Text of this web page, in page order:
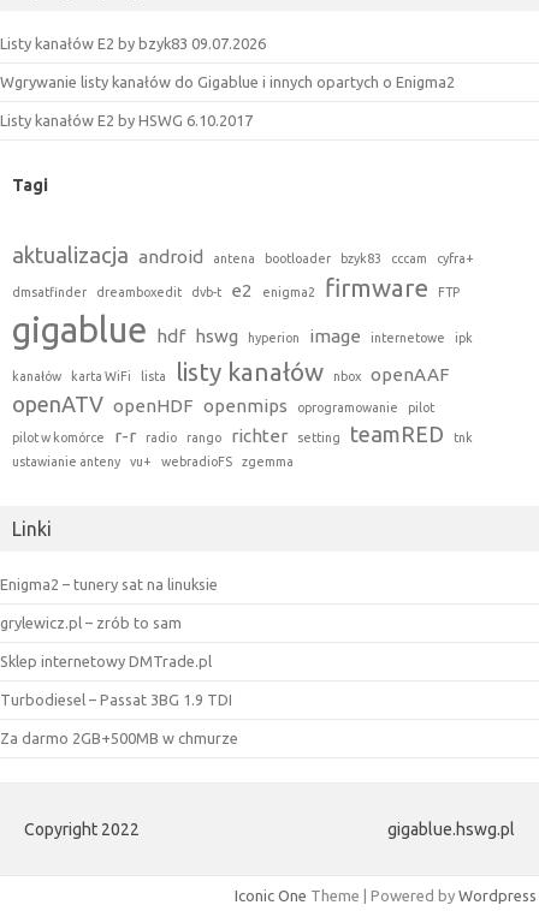
Listy kanałów E2 by bzyk83 09.07.2026
Wgrywanie listy kanałów do Gigablue i innych opartych o Enigma2
Listy kanałów E2 by HSWG 6.10.2017
Tagi
aktualizacja android antena bootloader bzyk83 cccam cyfra+
dmsatfinder dreamboxedit dvb-t e2 enigma2 firmware FTP
gigablue hdf hswg hyperion image internetowe ipk
kanałów karta WiFi lista listy kanałów nbox openAAF
openATV openHDF openmips oprogramowanie pilot
pilot w komórce r-r radio rango richter setting teamRED
tnk
ustawianie anteny
vu+ webradioFS zgemma
Linki
Enigma2 – tunery sat na linuksie
grylewicz.pl – zrób to sam
Sklep internetowy DMTrade.pl
Turbodiesel – Passat 3BG 1.9 TDI
Za darmo 2GB+500MB w chmurze
Copyright 2022 gigablue.hswg.pl
Iconic One Theme | Powered by Wordpress